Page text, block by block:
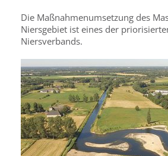
Die Maßnahmenumsetzung des
Niersgebiet ist eines der
Niersverbands.